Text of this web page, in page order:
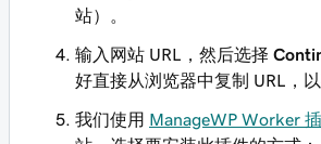
站）。
输入网站 URL，然后选择
好直接从浏览器中复制 URL，
我们使用 ManageWP Worker